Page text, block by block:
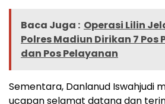
Baca Juga : Operasi Lilin
Polres Madiun Dirikan 7 Pos
dan Pos Pelayanan
Sementara, Danlanud Iswahjudi
ucapan selamat datang dan